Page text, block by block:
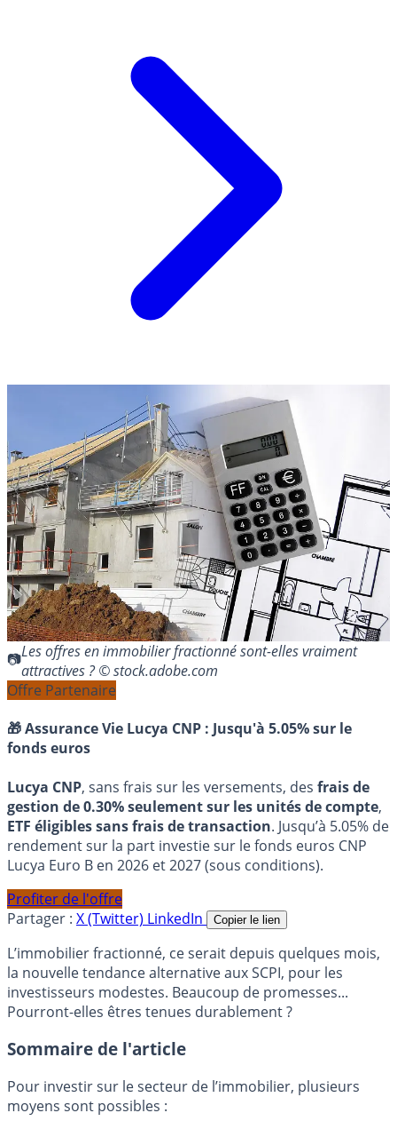
Les offres en immobilier fractionné sont-elles vraiment
attractives ? © stock.adobe.com
Offre Partenaire
🎁 Assurance Vie Lucya CNP : Jusqu'à 5.05% sur le
fonds euros
Lucya CNP, sans frais sur les versements, des frais de
gestion de 0.30% seulement sur les unités de compte,
ETF éligibles sans frais de transaction. Jusqu’à 5.05% de
rendement sur la part investie sur le fonds euros CNP
Lucya Euro B en 2026 et 2027 (sous conditions).
Profiter de l'offre
Partager : X (Twitter) LinkedIn Copier le lien
L’immobilier fractionné, ce serait depuis quelques mois,
la nouvelle tendance alternative aux SCPI, pour les
investisseurs modestes. Beaucoup de promesses...
Pourront-elles êtres tenues durablement ?
Sommaire de l'article
Pour investir sur le secteur de l’immobilier, plusieurs
moyens sont possibles :